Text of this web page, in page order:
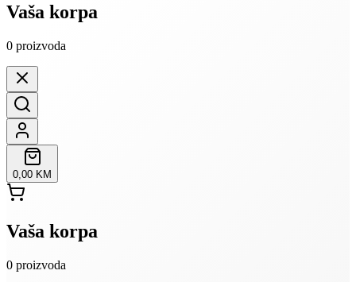
Vaša korpa
0 proizvoda
0,00 KM
Vaša korpa
0 proizvoda